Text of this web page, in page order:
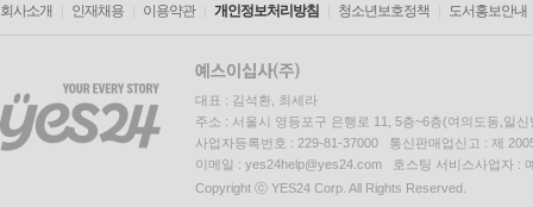
회사소개 인재채용 이용약관 개인정보처리방침 청소년보호정책 도서홍보안내
대표 : 김석환, 최세라
주소 : 서울시 영등포구 은행로 11, 5층~6층(여의도동,일신
사업자등록번호 : 229-81-37000 통신판매업신고 : 제
이메일 : yes24help@yes24.com 호스팅 서비스사업자 :
Copyright ⓒ YES24 Corp. All Rights Reserved.